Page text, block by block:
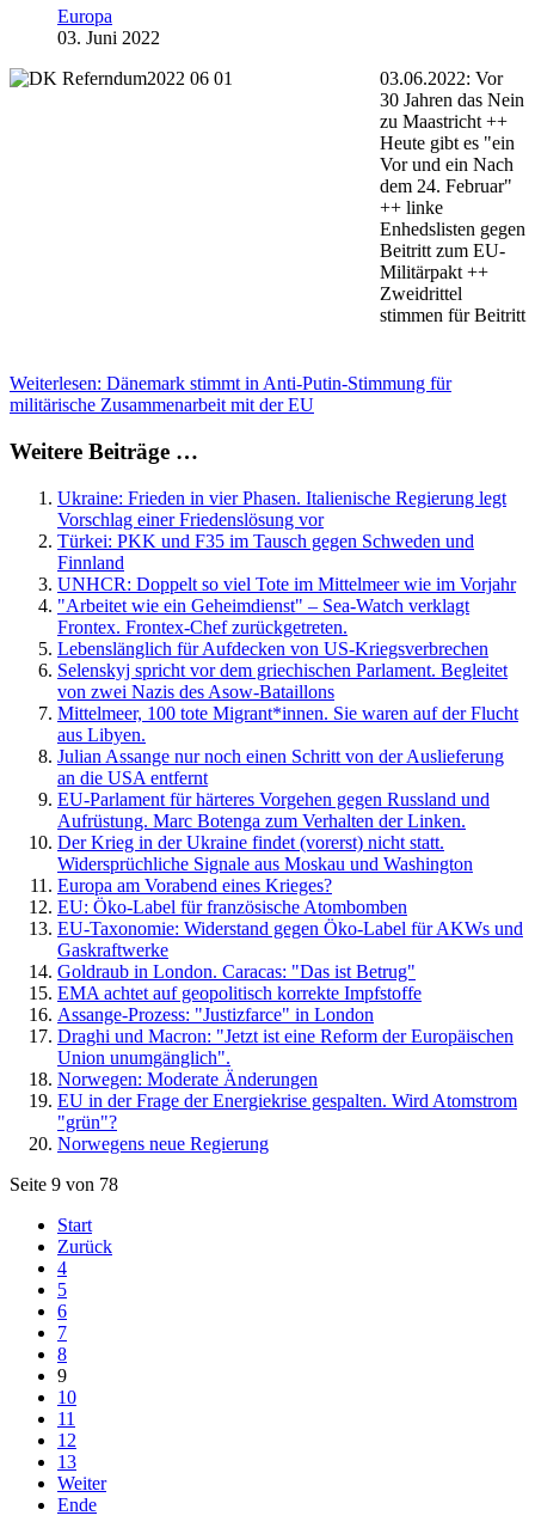
Europa
03. Juni 2022
03.06.2022: Vor
30 Jahren das Nein
zu Maastricht ++
Heute gibt es "ein
Vor und ein Nach
dem 24. Februar"
++ linke
Enhedslisten gegen
Beitritt zum EU-
Militärpakt ++
Zweidrittel
stimmen für Beitritt
Weiterlesen: Dänemark stimmt in Anti-Putin-Stimmung für
militärische Zusammenarbeit mit der EU
Weitere Beiträge …
Ukraine: Frieden in vier Phasen. Italienische Regierung legt
Vorschlag einer Friedenslösung vor
Türkei: PKK und F35 im Tausch gegen Schweden und
Finnland
UNHCR: Doppelt so viel Tote im Mittelmeer wie im Vorjahr
"Arbeitet wie ein Geheimdienst" – Sea-Watch verklagt
Frontex. Frontex-Chef zurückgetreten.
Lebenslänglich für Aufdecken von US-Kriegsverbrechen
Selenskyj spricht vor dem griechischen Parlament. Begleitet
von zwei Nazis des Asow-Bataillons
Mittelmeer, 100 tote Migrant*innen. Sie waren auf der Flucht
aus Libyen.
Julian Assange nur noch einen Schritt von der Auslieferung
an die USA entfernt
EU-Parlament für härteres Vorgehen gegen Russland und
Aufrüstung. Marc Botenga zum Verhalten der Linken.
Der Krieg in der Ukraine findet (vorerst) nicht statt.
Widersprüchliche Signale aus Moskau und Washington
Europa am Vorabend eines Krieges?
EU: Öko-Label für französische Atombomben
EU-Taxonomie: Widerstand gegen Öko-Label für AKWs und
Gaskraftwerke
Goldraub in London. Caracas: "Das ist Betrug"
EMA achtet auf geopolitisch korrekte Impfstoffe
Assange-Prozess: "Justizfarce" in London
Draghi und Macron: "Jetzt ist eine Reform der Europäischen
Union unumgänglich".
Norwegen: Moderate Änderungen
EU in der Frage der Energiekrise gespalten. Wird Atomstrom
"grün"?
Norwegens neue Regierung
Seite 9 von 78
Start
Zurück
4
5
6
7
8
9
10
11
12
13
Weiter
Ende